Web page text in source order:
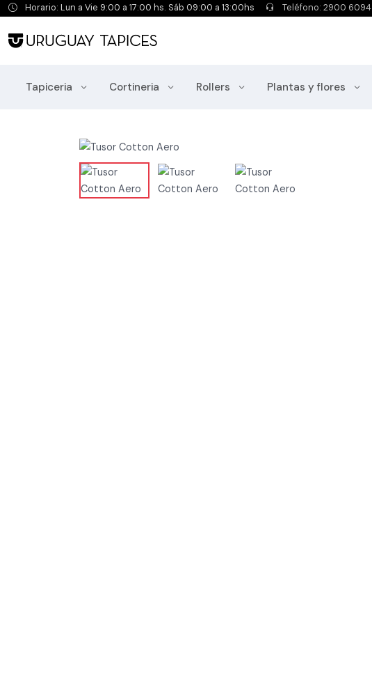
Horario: Lun a Vie 9:00 a 17:00 hs. Sáb 09:00 a 13:00hs Teléfono: 2900 6094
Tapiceria Cortineria Rollers Plantas y flores